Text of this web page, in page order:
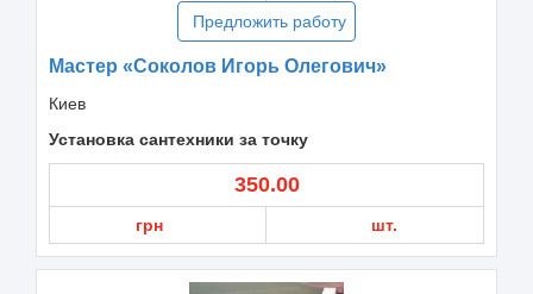
Предложить работу
Мастер «Соколов Игорь Олегович»
Киев
Установка сантехники за точку
350.00
грн шт.